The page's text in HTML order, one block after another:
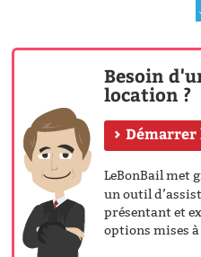
Besoin
location ?
Démarrer
LeBonBail met
un outil
présentant et
options mises